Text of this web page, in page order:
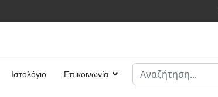
Ιστολόγιο Επικοινωνία
Αναζήτηση